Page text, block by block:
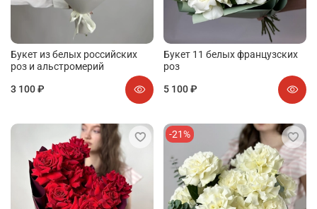
Букет из белых российских
роз и альстромерий
3 100 ₽
Букет 11 белых французских
роз
5 100 ₽
-21%